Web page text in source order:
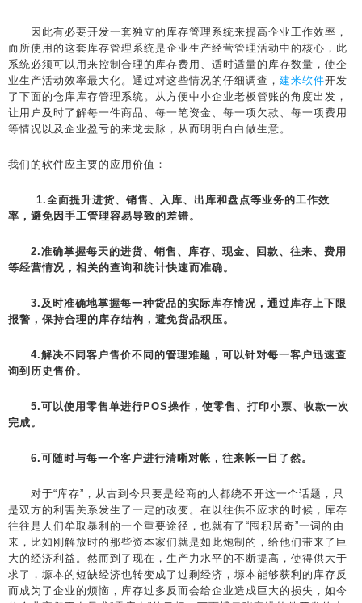
因此有必要开发一套独立的库存管理系统来提高企业工作效率，
而所使用的这套库存管理系统是企业生产经营管理活动中的核心，此
系统必须可以用来控制合理的库存费用、适时适量的库存数量，使企
业生产活动效率最大化。通过对这些情况的仔细调查， 建米软件开发
了下面的仓库库存管理系统。从方便中小企业老板管账的角度出发，
让用户及时了解每一件商品、每一笔资金、每一项欠款、每一项费用
等情况以及企业盈亏的来龙去脉，从而明明白白做生意。
我们的软件应主要的应用价值：
1.全面提升进货、销售、入库、出库和盘点等业务的工作效
率，避免因手工管理容易导致的差错。
2.准确掌握每天的进货、销售、库存、现金、回款、往来、费用
等经营情况，相关的查询和统计快速而准确。
3.及时准确地掌握每一种货品的实际库存情况，通过库存上下限
报警，保持合理的库存结构，避免货品积压。
4.解决不同客户售价不同的管理难题，可以针对每一客户迅速查
询到历史售价。
5.可以使用零售单进行POS操作，使零售、打印小票、收款一次
完成。
6.可随时与每一个客户进行清晰对帐，往来帐一目了然。
对于“库存”，从古到今只要是经商的人都绕不开这一个话题，只
是双方的利害关系发生了一定的改变。在以往供不应求的时候，库存
往往是人们牟取暴利的一个重要途径，也就有了“囤积居奇”一词的由
来，比如刚解放时的那些资本家们就是如此炮制的，给他们带来了巨
大的经济利益。然而到了现在，生产力水平的不断提高，使得供大于
求了，塬本的短缺经济也转变成了过剩经济，塬本能够获利的库存反
而成为了企业的烦恼，库存过多反而会给企业造成巨大的损失，如今